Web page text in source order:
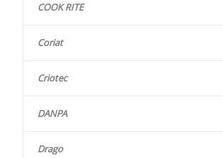
COOK RITE
Coriat
Criotec
DANPA
Drago